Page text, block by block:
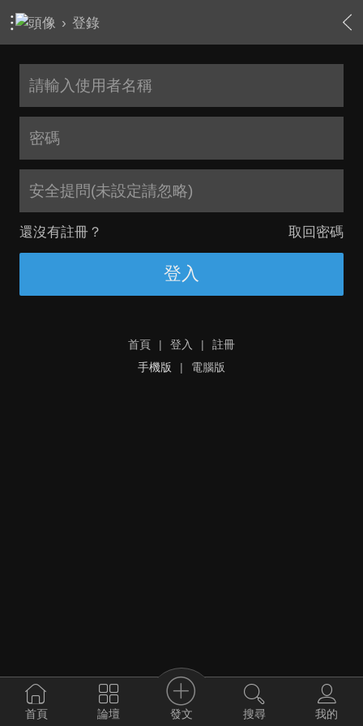
› 登錄
安全提問(未設定請忽略)
還沒有註冊？ 取回密碼
登入
首頁 | 登入 |
註冊
手機版
| 電腦版
首頁 論壇 發文 搜尋 我的